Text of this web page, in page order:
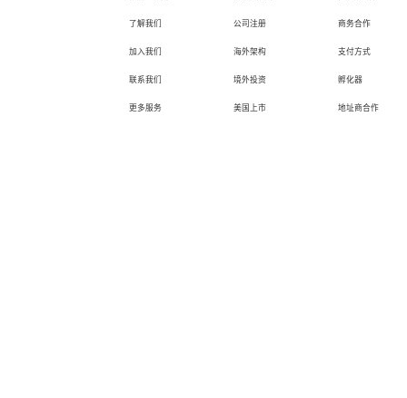
了解我们
加入我们
联系我们
更多服务
公司注册
海外架构
境外投资
美国上市
商务合作
支付方式
孵化器
地址商合作